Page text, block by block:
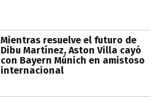
Mientras resuelve el futuro de
Dibu Martínez, Aston Villa cayó
con Bayern Múnich en amistoso
internacional